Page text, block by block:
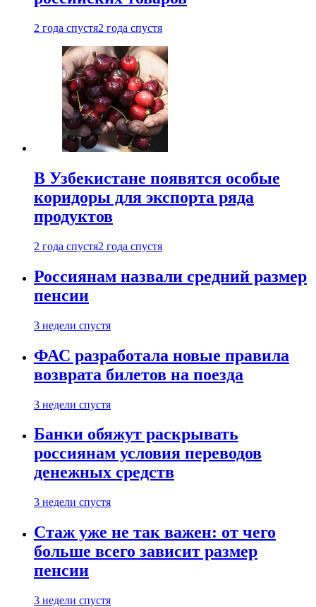
2 года спустя2 года спустя
В Узбекистане появятся особые
коридоры для экспорта ряда
продуктов
2 года спустя2 года спустя
Россиянам назвали средний размер
пенсии
3 недели спустя
ФАС разработала новые правила
возврата билетов на поезда
3 недели спустя
Банки обяжут раскрывать
россиянам условия переводов
денежных средств
3 недели спустя
Стаж уже не так важен: от чего
больше всего зависит размер
пенсии
3 недели спустя